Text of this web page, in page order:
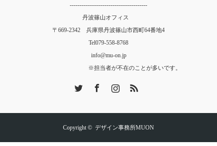
----------------------------------------
丹波篠山オフィス
〒669-2342 兵庫県丹波篠山市西町64番地4
Tel079-558-8768
info@mu-on.jp
※担当者が不在のことが多いです。
Copyright © デザイン事務所MUON